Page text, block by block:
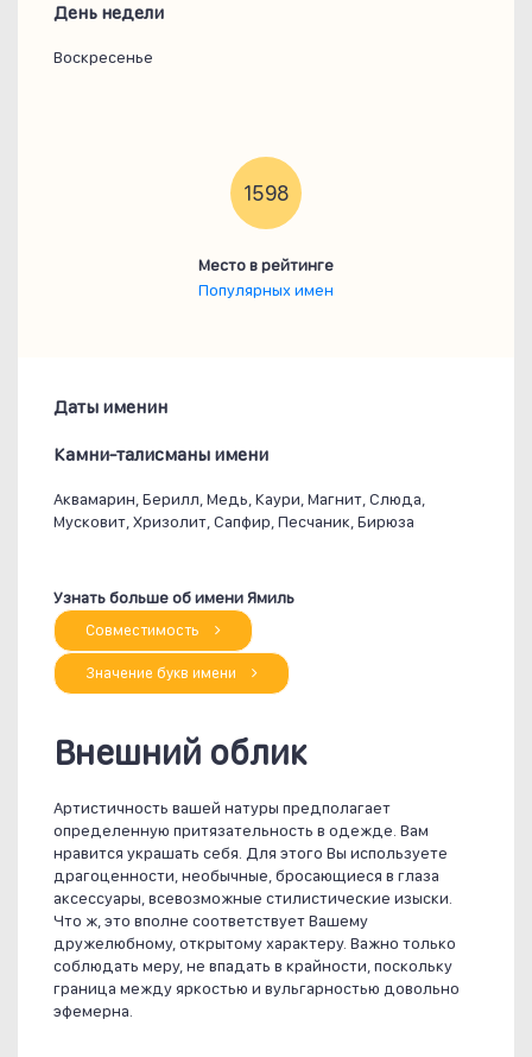
День недели
Воскресенье
1598
Место в рейтинге
Популярных имен
Даты именин
Камни-талисманы имени
Аквамарин, Берилл, Медь, Каури, Магнит, Слюда,
Мусковит, Хризолит, Сапфир, Песчаник, Бирюза
Узнать больше об имени Ямиль
Совместимость
Значение букв имени
Внешний облик
Артистичность вашей натуры предполагает
определенную притязательность в одежде. Вам
нравится украшать себя. Для этого Вы используете
драгоценности, необычные, бросающиеся в глаза
аксессуары, всевозможные стилистические изыски.
Что ж, это вполне соответствует Вашему
дружелюбному, открытому характеру. Важно только
соблюдать меру, не впадать в крайности, поскольку
граница между яркостью и вульгарностью довольно
эфемерна.